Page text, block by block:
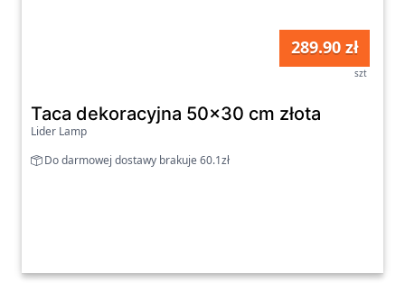
289.90 zł
szt
Taca dekoracyjna 50x30 cm złota
Lider Lamp
Do darmowej dostawy brakuje 60.1zł